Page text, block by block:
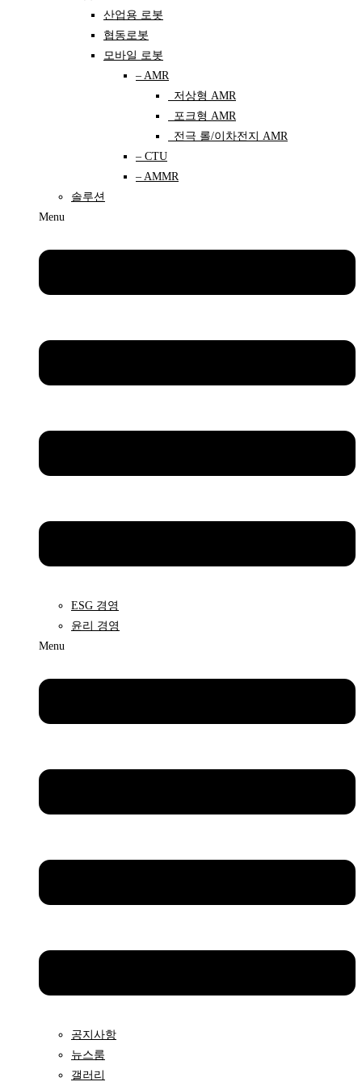
산업용 로봇
협동로봇
모바일 로봇
– AMR
저상형 AMR
포크형 AMR
전극 롤/이차전지 AMR
– CTU
– AMMR
솔루션
Menu
ESG 경영
윤리 경영
Menu
공지사항
뉴스룸
갤러리